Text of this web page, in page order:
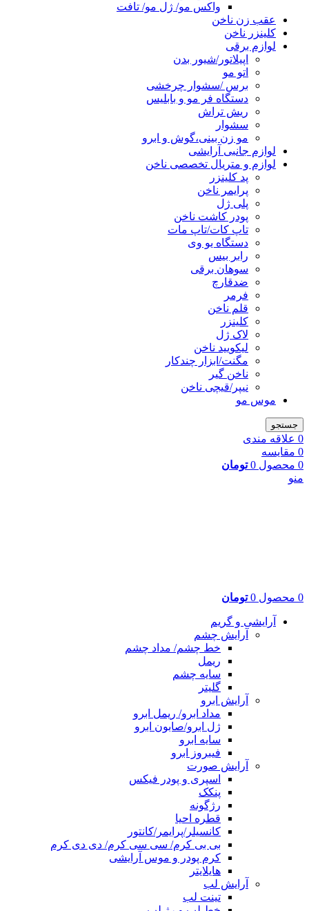
واکس مو/ ژل مو/ تافت
عقب زن ناخن
کلینزر ناخن
لوازم برقی
اپیلاتور/شیور بدن
اتو مو
برس /سشوار چرخشی
دستگاه فر مو و بابلیس
ریش تراش
سشوار
مو زن بینی،گوش و ابرو
لوازم جانبی آرایشی
لوازم و متریال تخصصی ناخن
پد کلینزر
پرایمر ناخن
پلی ژل
پودر کاشت ناخن
تاپ کات/تاپ مات
دستگاه یو وی
رابر بیس
سوهان برقی
ضدقارچ
فرمر
قلم ناخن
کلینزر
لاک ژل
لیکوييد ناخن
مگنت/ابزار چندکار
ناخن گیر
نیپر/قیچی ناخن
موس مو
جستجو
0 علاقه مندی
0 مقایسه
0 محصول 0 تومان
منو
0 محصول 0 تومان
آرایشی و گریم
آرایش چشم
خط چشم/ مداد چشم
ریمل
سایه چشم
گلیتر
آرایش ابرو
مداد ابرو/ ریمل ابرو
ژل ابرو/صابون ابرو
سایه ابرو
فیبروز ابرو
آرایش صورت
اسپری و پودر فیکس
پنکک
رژگونه
قطره احیا
کانسیلر/پرایمر/کانتور
بی بی کرم/ سی سی کرم/ دی دی کرم
کرم پودر و موس آرایشی
هایلایتر
آرایش لب
تینت لب